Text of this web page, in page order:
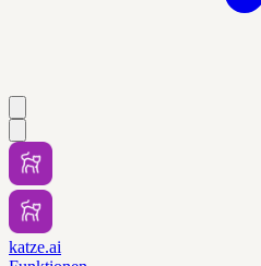
katze.ai